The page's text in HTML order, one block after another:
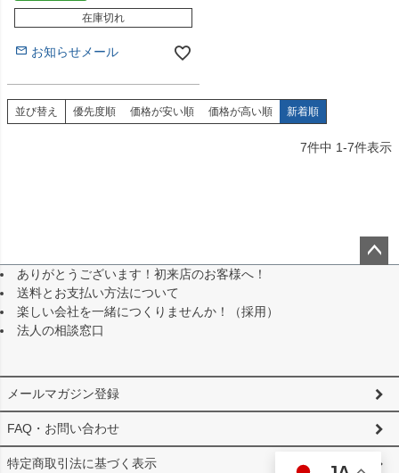
在庫切れ
お知らせメール
並び替え 優先度順 価格が安い順 価格が高い順 新着順
7件中 1-7件表示
ありがとうございます！初来店のお客様へ！
送料とお支払い方法について
楽しい会社を一緒につくりませんか！（採用）
法人の相談窓口
メールマガジン登録
FAQ・お問い合わせ
特定商取引法に基づく表示